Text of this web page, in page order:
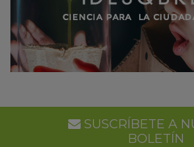
SUSCRÍBETE A
BOLETÍN